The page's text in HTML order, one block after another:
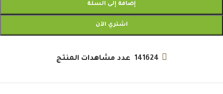
إضافة إلى السلة
اشتري الآن
141624 عدد مشاهدات المنتج